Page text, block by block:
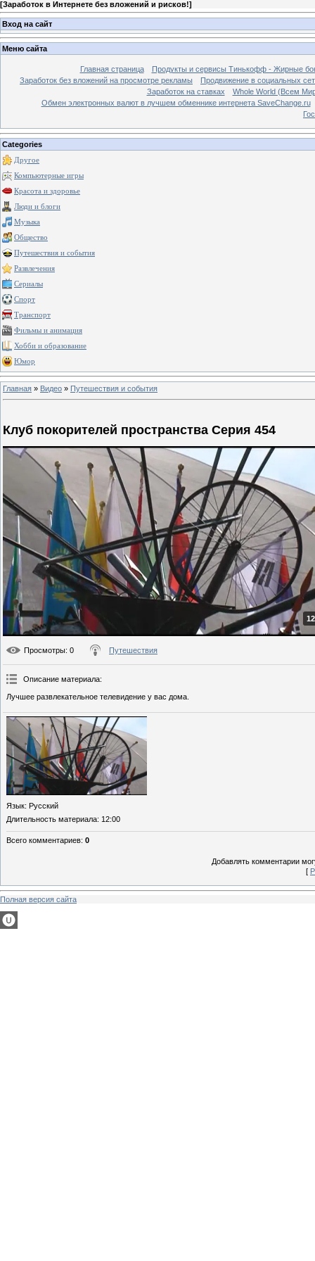
[Заработок в Интернете без вложений и рисков!]
Вход на сайт
Меню сайта
Главная страница
Продукты и сервисы Тинькофф - Жирные
Заработок без вложений на просмотре рекламы
Продвижение в социальных
Заработок на ставках
Whole World (Всем
Обмен электронных валют в лучшем обменнике интернета SaveChange.ru
Categories
Другое
Компьютерные игры
Красота и здоровье
Люди и блоги
Музыка
Общество
Путешествия и события
Развлечения
Сериалы
Спорт
Транспорт
Фильмы и анимация
Хобби и образование
Юмор
Главная » Видео » Путешествия и события
Клуб покорителей пространства Серия 454
Просмотры: 0 Путешествия
Описание материала:
Лучшее развлекательное телевидение у вас дома.
Язык: Русский
Длительность материала: 12:00
Всего комментариев: 0
Добавлять комментарии
[
Полная версия сайта